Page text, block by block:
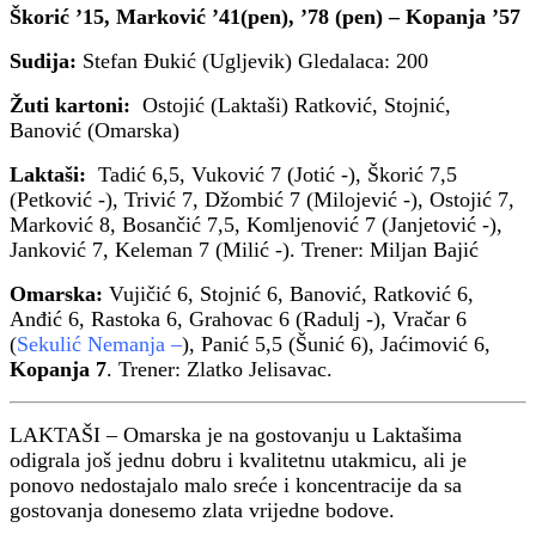
Škorić ’15, Marković ’41(pen), ’78 (pen) – Kopanja ’57
Sudija: Stefan Đukić (Ugljevik) Gledalaca: 200
Žuti kartoni: Ostojić (Laktaši) Ratković, Stojnić,
Banović (Omarska)
Laktaši: Tadić 6,5, Vuković 7 (Jotić -), Škorić 7,5
(Petković -), Trivić 7, Džombić 7 (Milojević -), Ostojić 7,
Marković 8, Bosančić 7,5, Komljenović 7 (Janjetović -),
Janković 7, Keleman 7 (Milić -). Trener: Miljan Bajić
Omarska: Vujičić 6, Stojnić 6, Banović, Ratković 6,
Anđić 6, Rastoka 6, Grahovac 6 (Radulj -), Vračar 6
(Sekulić Nemanja –), Panić 5,5 (Šunić 6), Jaćimović 6,
Kopanja 7. Trener: Zlatko Jelisavac.
LAKTAŠI – Omarska je na gostovanju u Laktašima
odigrala još jednu dobru i kvalitetnu utakmicu, ali je
ponovo nedostajalo malo sreće i koncentracije da sa
gostovanja donesemo zlata vrijedne bodove.